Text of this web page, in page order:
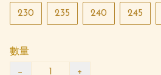
230 235 240 245
數量
− +